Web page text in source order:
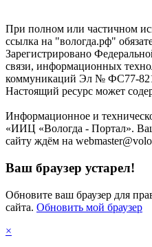
При полном или частичном
ссылка на "вологда.рф"
Зарегистрировано
связи, информационных
коммуникаций Эл № ФС77-
Настоящий ресурс может
Информационное и
«ИИЦ «Вологда - Портал».
сайту ждём на
Ваш браузер устарел!
Обновите ваш браузер для
сайта. Обновить мой браузер
×